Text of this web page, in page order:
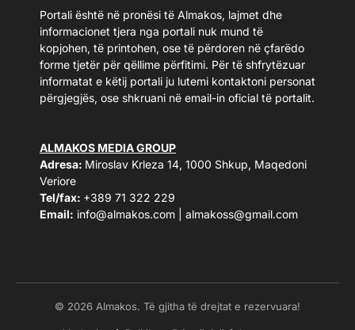
Portali është në pronësi të Almakos, lajmet dhe
informacionet tjera nga portali nuk mund të
kopjohen, të printohen, ose të përdoren në çfarëdo
forme tjetër për qëllime përfitimi. Për të shfrytëzuar
informatat e këtij portali ju lutemi kontaktoni personat
përgjegjës, ose shkruani në email-in oficial të portalit.
ALMAKOS MEDIA GROUP
Adresa: Miroslav Krleza 14, 1000 Shkup, Maqedoni
Veriore
Tel/fax: +389 71 322 229
Email: info@almakos.com almakoss@gmail.com
© 2026 Almakos. Të gjitha të drejtat e rezervuara!